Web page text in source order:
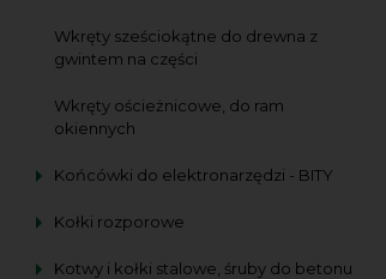
Wkręty sześciokątne do drewna z
gwintem na części
Wkręty ościeżnicowe, do ram
okiennych
Końcówki do elektronarzędzi - BITY
Kołki rozporowe
Kotwy i kołki stalowe, śruby do betonu